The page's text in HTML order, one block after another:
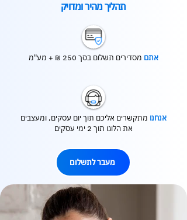
תהליך מהיר ומדויק
אתם מסדירים תשלום בסך 250 ₪ + מע"מ
אנחנו מתקשרים אליכם תוך יום עסקים, ומעצבים
את הלוגו תוך 2 ימי עסקים
מעבר לתשלום